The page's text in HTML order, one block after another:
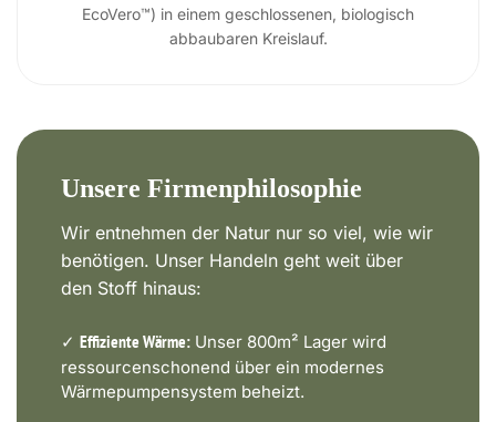
EcoVero™) in einem geschlossenen, biologisch
abbaubaren Kreislauf.
Unsere Firmenphilosophie
Wir entnehmen der Natur nur so viel, wie wir
benötigen. Unser Handeln geht weit über
den Stoff hinaus:
✓ Effiziente Wärme: Unser 800m² Lager wird
ressourcenschonend über ein modernes
Wärmepumpensystem beheizt.